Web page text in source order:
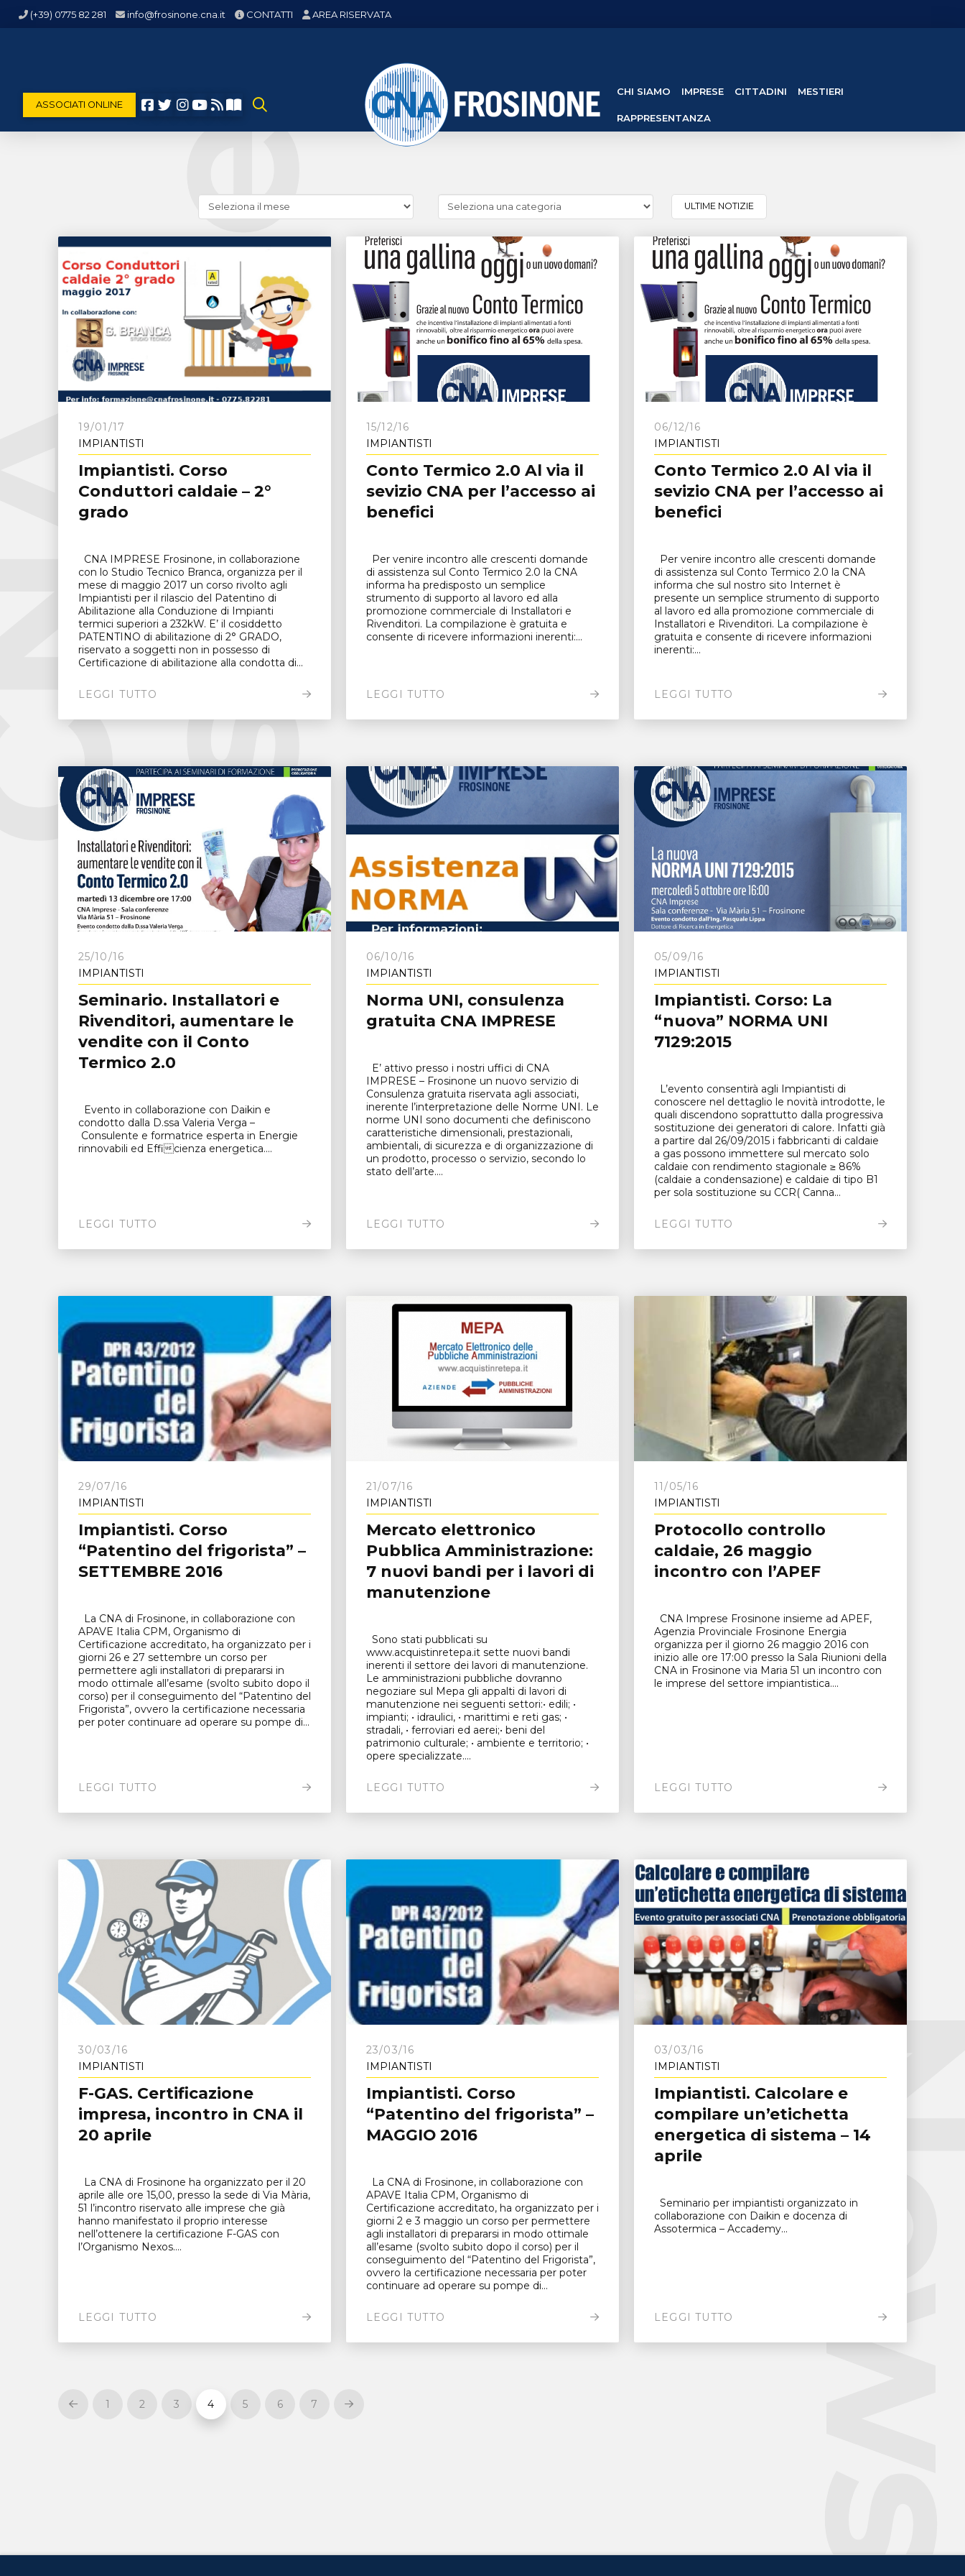
(+39) 0775 82 281 info@frosinone.cna.it CONTATTI AREA RISERVATA
ASSOCIATI ONLINE
CHI SIAMO IMPRESE CITTADINI MESTIERI
RAPPRESENTANZA
e
categorie)
ULTIME NOTIZIE
19/01/17
IMPIANTISTI
Impiantisti. Corso
Conduttori caldaie – 2°
grado
CNA IMPRESE Frosinone, in collaborazione
con lo Studio Tecnico Branca, organizza per il
mese di maggio 2017 un corso rivolto agli
Impiantisti per il rilascio del Patentino di
Abilitazione alla Conduzione di Impianti
termici superiori a 232kW. E’ il cosiddetto
PATENTINO di abilitazione di 2° GRADO,
riservato a soggetti non in possesso di
Certificazione di abilitazione alla condotta di...
LEGGI TUTTO
15/12/16
IMPIANTISTI
Conto Termico 2.0 Al via il
sevizio CNA per l’accesso ai
benefici
Per venire incontro alle crescenti domande
di assistenza sul Conto Termico 2.0 la CNA
informa ha predisposto un semplice
strumento di supporto al lavoro ed alla
promozione commerciale di Installatori e
Rivenditori. La compilazione è gratuita e
consente di ricevere informazioni inerenti:...
LEGGI TUTTO
06/12/16
IMPIANTISTI
Conto Termico 2.0 Al via il
sevizio CNA per l’accesso ai
benefici
Per venire incontro alle crescenti domande
di assistenza sul Conto Termico 2.0 la CNA
informa che sul nostro sito Internet è
presente un semplice strumento di supporto
al lavoro ed alla promozione commerciale di
Installatori e Rivenditori. La compilazione è
gratuita e consente di ricevere informazioni
inerenti:...
LEGGI TUTTO
25/10/16
IMPIANTISTI
Seminario. Installatori e
Rivenditori, aumentare le
vendite con il Conto
Termico 2.0
Evento in collaborazione con Daikin e
condotto dalla D.ssa Valeria Verga –
Consulente e formatrice esperta in Energie
rinnovabili ed Efficienza energetica....
LEGGI TUTTO
06/10/16
IMPIANTISTI
Norma UNI, consulenza
gratuita CNA IMPRESE
E’ attivo presso i nostri uffici di CNA
IMPRESE – Frosinone un nuovo servizio di
Consulenza gratuita riservata agli associati,
inerente l’interpretazione delle Norme UNI. Le
norme UNI sono documenti che definiscono
caratteristiche dimensionali, prestazionali,
ambientali, di sicurezza e di organizzazione di
un prodotto, processo o servizio, secondo lo
stato dell’arte....
LEGGI TUTTO
05/09/16
IMPIANTISTI
Impiantisti. Corso: La
“nuova” NORMA UNI
7129:2015
L’evento consentirà agli Impiantisti di
conoscere nel dettaglio le novità introdotte, le
quali discendono soprattutto dalla progressiva
sostituzione dei generatori di calore. Infatti già
a partire dal 26/09/2015 i fabbricanti di caldaie
a gas possono immettere sul mercato solo
caldaie con rendimento stagionale ≥ 86%
(caldaie a condensazione) e caldaie di tipo B1
per sola sostituzione su CCR( Canna...
LEGGI TUTTO
29/07/16
IMPIANTISTI
Impiantisti. Corso
“Patentino del frigorista” –
SETTEMBRE 2016
La CNA di Frosinone, in collaborazione con
APAVE Italia CPM, Organismo di
Certificazione accreditato, ha organizzato per i
giorni 26 e 27 settembre un corso per
permettere agli installatori di prepararsi in
modo ottimale all’esame (svolto subito dopo il
corso) per il conseguimento del “Patentino del
Frigorista”, ovvero la certificazione necessaria
per poter continuare ad operare su pompe di...
LEGGI TUTTO
21/07/16
IMPIANTISTI
Mercato elettronico
Pubblica Amministrazione:
7 nuovi bandi per i lavori di
manutenzione
Sono stati pubblicati su
www.acquistinretepa.it sette nuovi bandi
inerenti il settore dei lavori di manutenzione.
Le amministrazioni pubbliche dovranno
negoziare sul Mepa gli appalti di lavori di
manutenzione nei seguenti settori:• edili; •
impianti; • idraulici, • marittimi e reti gas; •
stradali, • ferroviari ed aerei;• beni del
patrimonio culturale; • ambiente e territorio; •
opere specializzate....
LEGGI TUTTO
11/05/16
IMPIANTISTI
Protocollo controllo
caldaie, 26 maggio
incontro con l’APEF
CNA Imprese Frosinone insieme ad APEF,
Agenzia Provinciale Frosinone Energia
organizza per il giorno 26 maggio 2016 con
inizio alle ore 17:00 presso la Sala Riunioni della
CNA in Frosinone via Maria 51 un incontro con
le imprese del settore impiantistica....
LEGGI TUTTO
30/03/16
IMPIANTISTI
F-GAS. Certificazione
impresa, incontro in CNA il
20 aprile
La CNA di Frosinone ha organizzato per il 20
aprile alle ore 15,00, presso la sede di Via Mària,
51 l’incontro riservato alle imprese che già
hanno manifestato il proprio interesse
nell’ottenere la certificazione F-GAS con
l’Organismo Nexos....
LEGGI TUTTO
23/03/16
IMPIANTISTI
Impiantisti. Corso
“Patentino del frigorista” –
MAGGIO 2016
La CNA di Frosinone, in collaborazione con
APAVE Italia CPM, Organismo di
Certificazione accreditato, ha organizzato per i
giorni 2 e 3 maggio un corso per permettere
agli installatori di prepararsi in modo ottimale
all’esame (svolto subito dopo il corso) per il
conseguimento del “Patentino del Frigorista”,
ovvero la certificazione necessaria per poter
continuare ad operare su pompe di...
LEGGI TUTTO
03/03/16
IMPIANTISTI
Impiantisti. Calcolare e
compilare un’etichetta
energetica di sistema – 14
aprile
Seminario per impiantisti organizzato in
collaborazione con Daikin e docenza di
Assotermica – Accademy...
LEGGI TUTTO
Prev 1 2 3 4 5 6 7 Next